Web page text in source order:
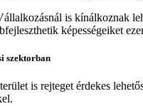
is kínálkoznak
képességeiket
szektorban
is rejteget érdekes